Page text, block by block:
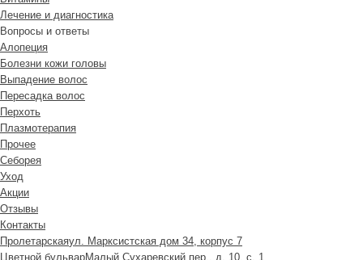
Лечение и диагностика
Вопросы и ответы
Алопеция
Болезни кожи головы
Выпадение волос
Пересадка волос
Перхоть
Плазмотерапия
Прочее
Себорея
Уход
Акции
Отзывы
Контакты
Пролетарскаяул. Марксистская дом 34, корпус 7
Цветной бульварМалый Сухаревский пер., д. 10, с. 1